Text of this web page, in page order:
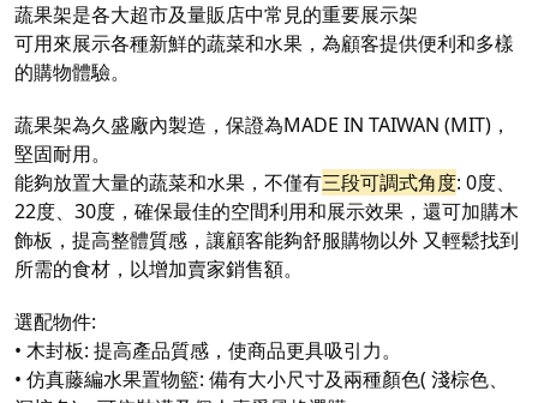
蔬果架是各大超市及量販店中常見的重要展示架
可用來展示各種新鮮的蔬菜和水果，為顧客提供便利和多樣
的購物體驗。
蔬果架為久盛廠內製造，保證為MADE IN TAIWAN (MIT)，
堅固耐用。
能夠放置大量的蔬菜和水果，不僅有三段可調式角度: 0度、
22度、30度，確保最佳的空間利用和展示效果，還可加購木
飾板，提高整體質感，讓顧客能夠舒服購物以外 又輕鬆找到
所需的食材，以增加賣家銷售額。
選配物件:
• 木封板: 提高產品質感，使商品更具吸引力。
• 仿真藤編水果置物籃: 備有大小尺寸及兩種顏色( 淺棕色、